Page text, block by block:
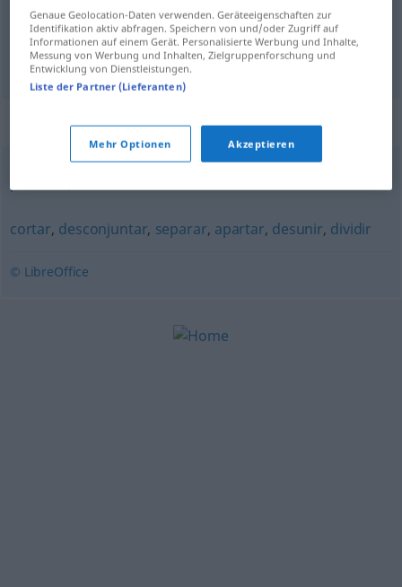
zuteilen repartir
zerteilen (in AC) repartir em
Synonyme für "repartir"
cortar, desconjuntar, separar, apartar, desunir, dividir
© LibreOffice
Genaue Geolocation-Daten verwenden. Geräteeigenschaften zur
Identifikation aktiv abfragen. Speichern von und/oder Zugriff auf
Informationen auf einem Gerät. Personalisierte Werbung und Inhalte,
Messung von Werbung und Inhalten, Zielgruppenforschung und
Entwicklung von Dienstleistungen.
Liste der Partner (Lieferanten)
Mehr Optionen Akzeptieren